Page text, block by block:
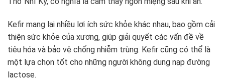
Kefir mang lại nhiều lợi ích sức khỏe khác nhau, bao gồm cải
thiện sức khỏe của xương, giúp giải quyết các vấn đề về
tiêu hóa và bảo vệ chống nhiễm trùng. Kefir cũng có thể là
một lựa chọn tốt cho những người không dung nạp đường
lactose.